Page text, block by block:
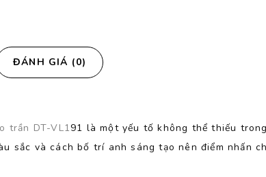
ĐÁNH GIÁ (0)
trần DT-VL191 là một yếu tố không thể thiếu
sắc và cách bố trí anh sáng tạo nên điểm nhấn